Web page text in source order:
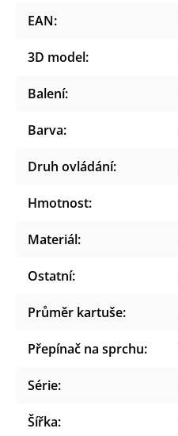
EAN:
3D model:
Balení:
Barva:
Druh ovládání:
Hmotnost:
Materiál:
Ostatní:
Průměr kartuše:
Přepínač na sprchu:
Série:
Šířka: